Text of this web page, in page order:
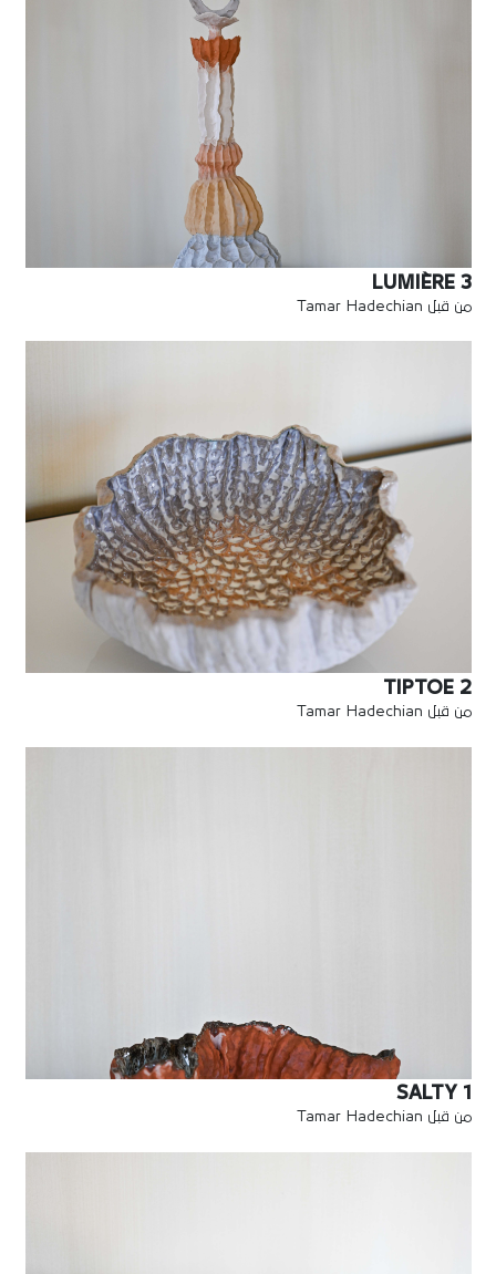
LUMIÈRE 3
من قبل Tamar Hadechian
TIPTOE 2
من قبل Tamar Hadechian
SALTY 1
من قبل Tamar Hadechian